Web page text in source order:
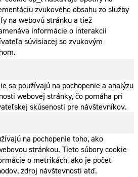
zvukového obsahu zo služby
na webovú stránku a tiež
informácie o interakcii
súvisiacej so zvukovým
sa používajú na pochopenie a analýzu
webovej stránky, čo pomáha pri
skúsenosti pre návštevníkov.
na pochopenie toho, ako
stránkou. Tieto súbory cookie
o metrikách, ako je počet
zdroj návštevnosti atď.